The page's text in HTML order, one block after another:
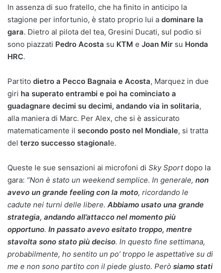
In assenza di suo fratello, che ha finito in anticipo la
stagione per infortunio, è stato proprio lui a dominare la
gara. Dietro al pilota del tea, Gresini Ducati, sul podio si
sono piazzati Pedro Acosta su KTM e Joan Mir su Honda
HRC.
Partito dietro a Pecco Bagnaia e Acosta, Marquez in due
giri ha superato entrambi e poi ha cominciato a
guadagnare decimi su decimi, andando via in solitaria,
alla maniera di Marc. Per Alex, che si è assicurato
matematicamente il secondo posto nel Mondiale, si tratta
del terzo successo stagionale.
Queste le sue sensazioni ai microfoni di Sky Sportdopo la
gara: “Non è stato un weekend semplice. In generale, non
avevo un grande feeling con la moto, ricordando le
cadute nei turni delle libere. Abbiamo usato una grande
strategia, andando all’attacco nel momento più
opportuno. In passato avevo esitato troppo, mentre
stavolta sono stato più deciso. In questo fine settimana,
probabilmente, ho sentito un po’ troppo le aspettative su di
me e non sono partito con il piede giusto. Però siamo stati